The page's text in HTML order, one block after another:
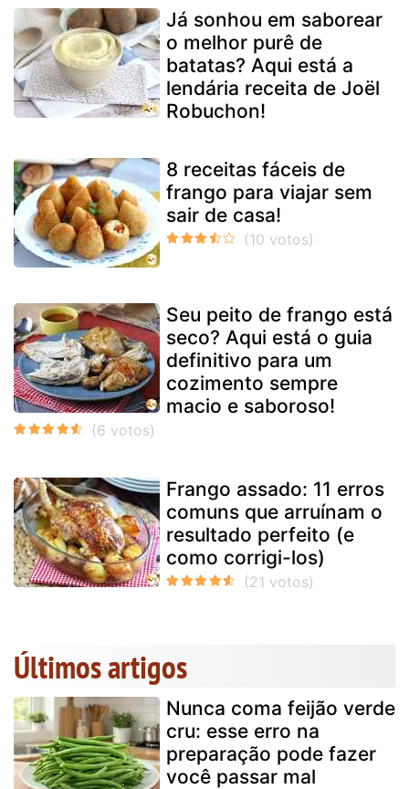
Já sonhou em saborear
o melhor purê de
batatas? Aqui está a
lendária receita de Joël
Robuchon!
8 receitas fáceis de
frango para viajar sem
sair de casa!
Seu peito de frango está
seco? Aqui está o guia
definitivo para um
cozimento sempre
macio e saboroso!
Frango assado: 11 erros
comuns que arruínam o
resultado perfeito (e
como corrigi-los)
Últimos artigos
Nunca coma feijão verde
cru: esse erro na
preparação pode fazer
você passar mal